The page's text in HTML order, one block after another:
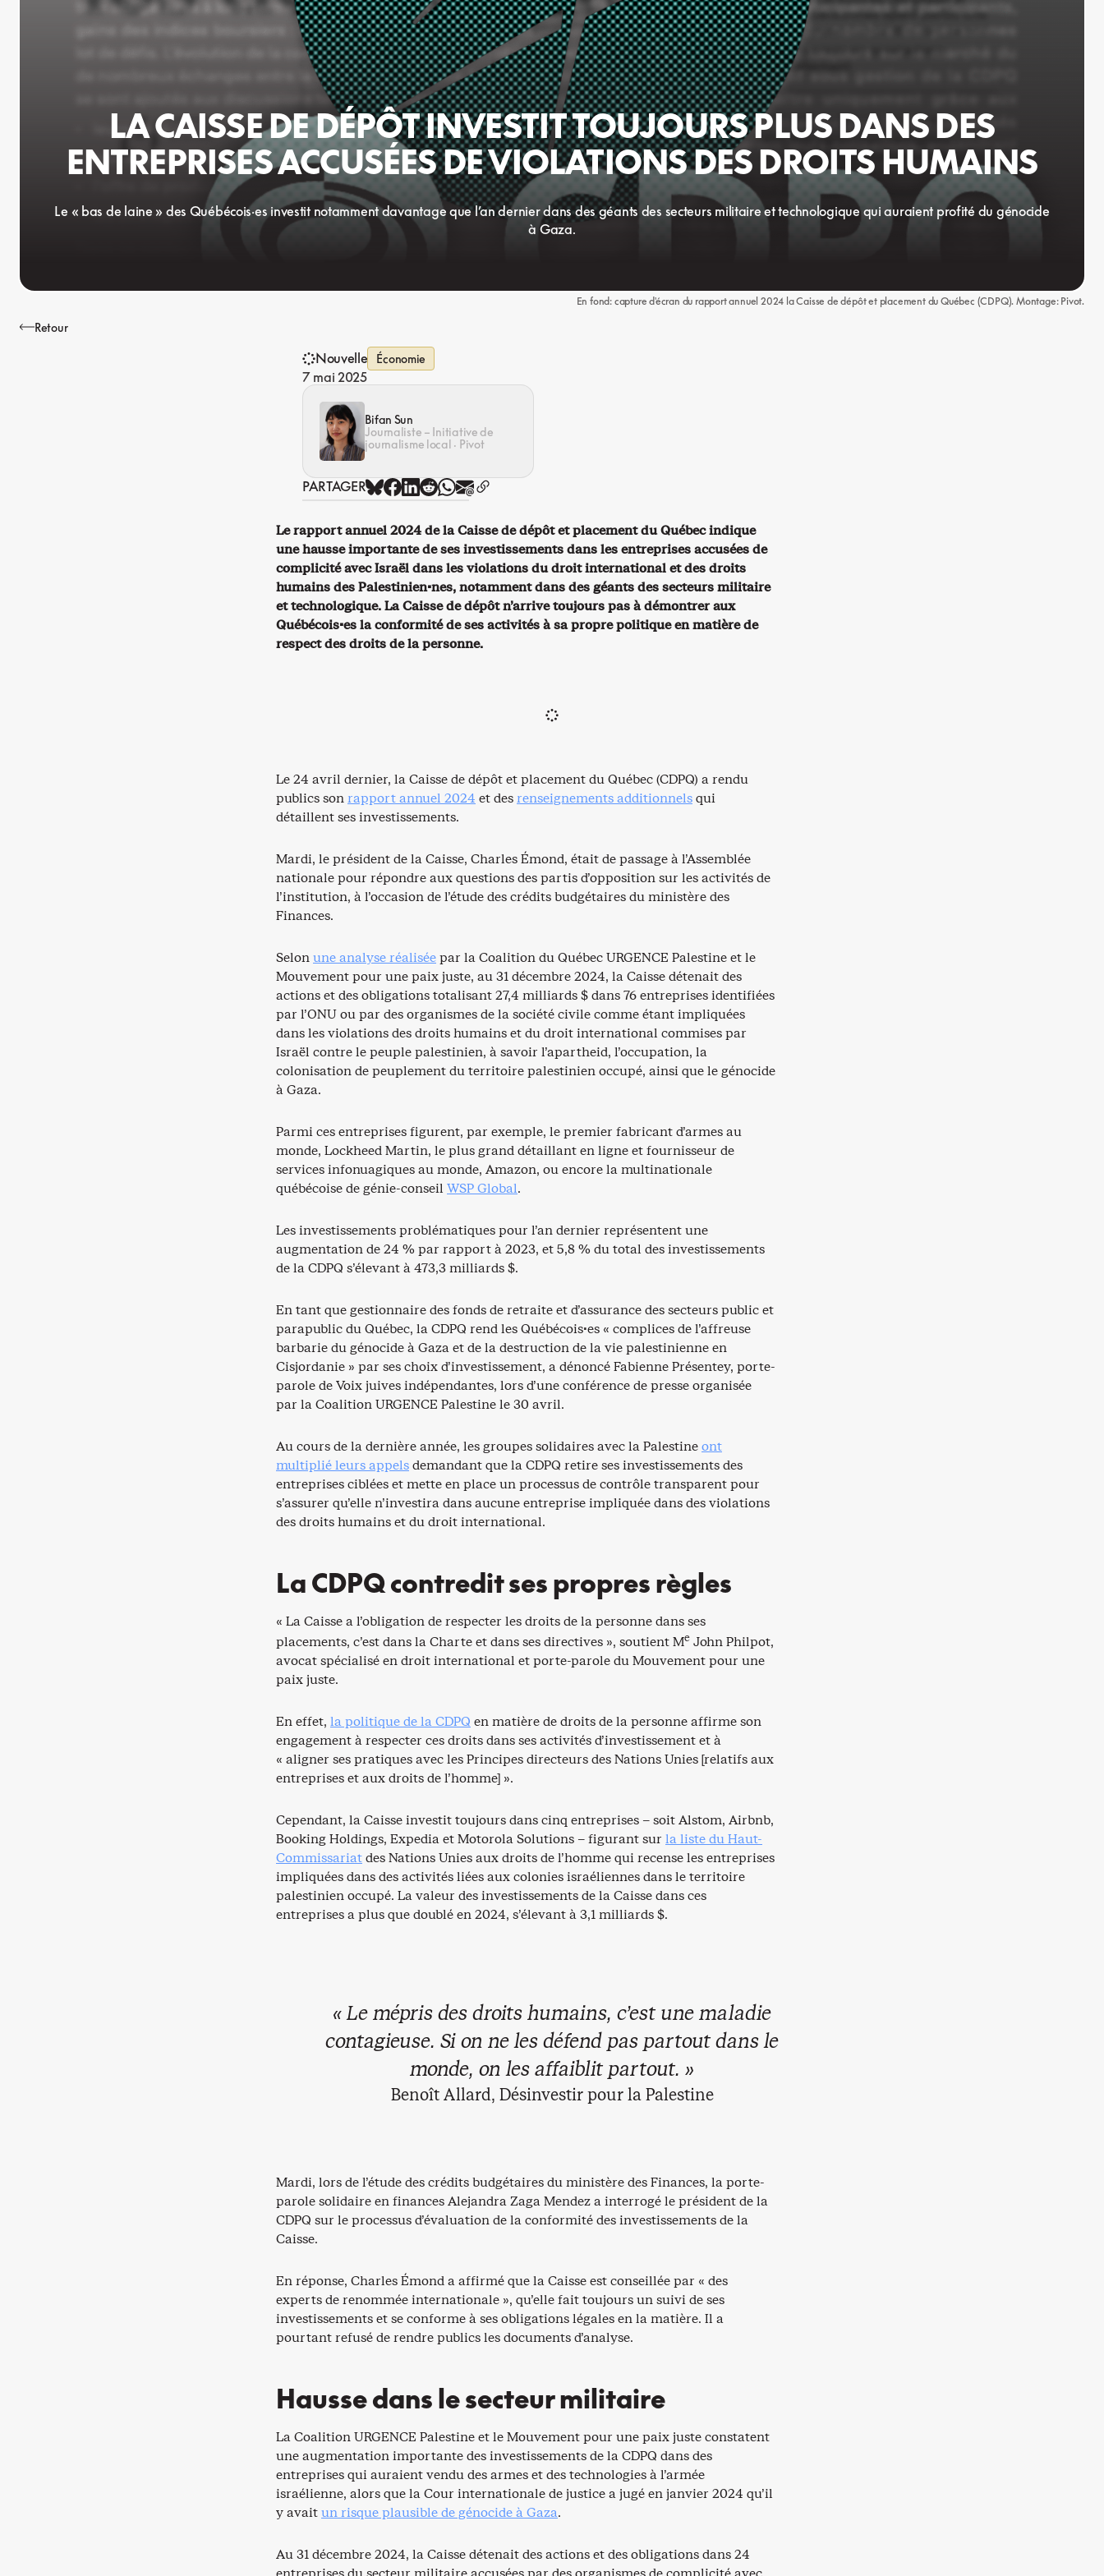
LA CAISSE DE DÉPÔT INVESTIT TOUJOURS PLUS DANS DES
ENTREPRISES ACCUSÉES DE VIOLATIONS DES DROITS HUMAINS
Le « bas de laine » des Québécois·es investit notamment davantage que l’an dernier dans des géants des secteurs militaire et technologique qui auraient profité du génocide
à Gaza.
En fond: capture d'écran du rapport annuel 2024 la Caisse de dépôt et placement du Québec (CDPQ). Montage: Pivot.
Retour
Nouvelle Économie
7 mai 2025
Bifan Sun
Journaliste – Initiative de
journalisme local · Pivot
PARTAGER
Le rapport annuel 2024 de la Caisse de dépôt et placement du Québec indique
une hausse importante de ses investissements dans les entreprises accusées de
complicité avec Israël dans les violations du droit international et des droits
humains des Palestinien·nes, notamment dans des géants des secteurs militaire
et technologique. La Caisse de dépôt n’arrive toujours pas à démontrer aux
Québécois·es la conformité de ses activités à sa propre politique en matière de
respect des droits de la personne.
Le 24 avril dernier, la Caisse de dépôt et placement du Québec (CDPQ) a rendu
publics sonrapport annuel 2024 et desrenseignements additionnelsqui
détaillent ses investissements.
Mardi, le président de la Caisse, Charles Émond, était de passage à l’Assemblée
nationale pour répondre aux questions des partis d’opposition sur les activités de
l’institution, à l’occasion de l’étude des crédits budgétaires du ministère des
Finances.
Selonune analyse réaliséepar la Coalition du Québec URGENCE Palestine et le
Mouvement pour une paix juste, au 31 décembre 2024, la Caisse détenait des
actions et des obligations totalisant 27,4 milliards $ dans 76 entreprises identifiées
par l’ONU ou par des organismes de la société civile comme étant impliquées
dans les violations des droits humains et du droit international commises par
Israël contre le peuple palestinien, à savoir l’apartheid, l’occupation, la
colonisation de peuplement du territoire palestinien occupé, ainsi que le génocide
à Gaza.
Parmi ces entreprises figurent, par exemple, le premier fabricant d’armes au
monde, Lockheed Martin, le plus grand détaillant en ligne et fournisseur de
services infonuagiques au monde, Amazon, ou encore la multinationale
québécoise de génie-conseil WSP Global.
Les investissements problématiques pour l’an dernier représentent une
augmentation de 24 % par rapport à 2023, et 5,8 % du total des investissements
de la CDPQ s’élevant à 473,3 milliards $.
En tant que gestionnaire des fonds de retraite et d’assurance des secteurs public et
parapublic du Québec, la CDPQ rend les Québécois·es « complices de l’affreuse
barbarie du génocide à Gaza et de la destruction de la vie palestinienne en
Cisjordanie » par ses choix d’investissement, a dénoncé Fabienne Présentey, porte-
parole de Voix juives indépendantes, lors d’une conférence de presse organisée
par la Coalition URGENCE Palestine le 30 avril.
Au cours de la dernière année, les groupes solidaires avec la Palestineont
multiplié leurs appelsdemandant que la CDPQ retire ses investissements des
entreprises ciblées et mette en place un processus de contrôle transparent pour
s’assurer qu’elle n’investira dans aucune entreprise impliquée dans des violations
des droits humains et du droit international.
La CDPQ contredit ses propres règles
« La Caisse a l’obligation de respecter les droits de la personne dans ses
placements, c’est dans la Charte et dans ses directives », soutient Me John Philpot,
avocat spécialisé en droit international et porte-parole du Mouvement pour une
paix juste.
En effet, la politique de la CDPQ en matière de droits de la personne affirme son
engagement à respecter ces droits dans ses activités d’investissement et à
« aligner ses pratiques avec les Principes directeurs des Nations Unies [relatifs aux
entreprises et aux droits de l’homme] ».
Cependant, la Caisse investit toujours dans cinq entreprises – soit Alstom, Airbnb,
Booking Holdings, Expedia et Motorola Solutions – figurant sur la liste du Haut-
Commissariatdes Nations Unies aux droits de l’homme qui recense les entreprises
impliquées dans des activités liées aux colonies israéliennes dans le territoire
palestinien occupé. La valeur des investissements de la Caisse dans ces
entreprises a plus que doublé en 2024, s’élevant à 3,1 milliards $.
« Le mépris des droits humains, c’est une maladie
contagieuse. Si on ne les défend pas partout dans le
monde, on les affaiblit partout. »
Benoît Allard, Désinvestir pour la Palestine
Mardi, lors de l’étude des crédits budgétaires du ministère des Finances, la porte-
parole solidaire en finances Alejandra Zaga Mendez a interrogé le président de la
CDPQ sur le processus d’évaluation de la conformité des investissements de la
Caisse.
En réponse, Charles Émond a affirmé que la Caisse est conseillée par « des
experts de renommée internationale », qu’elle fait toujours un suivi de ses
investissements et se conforme à ses obligations légales en la matière. Il a
pourtant refusé de rendre publics les documents d’analyse.
Hausse dans le secteur militaire
La Coalition URGENCE Palestine et le Mouvement pour une paix juste constatent
une augmentation importante des investissements de la CDPQ dans des
entreprises qui auraient vendu des armes et des technologies à l’armée
israélienne, alors que la Cour internationale de justice a jugé en janvier 2024 qu’il
y avaitun risque plausible de génocide à Gaza.
Au 31 décembre 2024, la Caisse détenait des actions et des obligations dans 24